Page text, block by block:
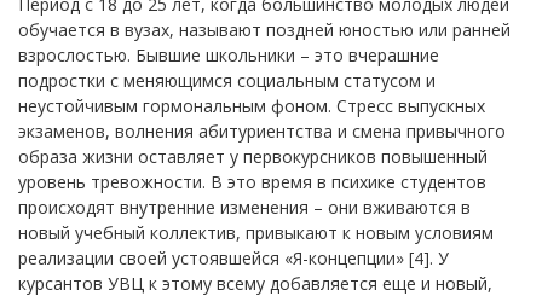
обучается в вузах, называют поздней юностью или ранней
взрослостью. Бывшие школьники – это вчерашние
подростки с меняющимся социальным статусом и
неустойчивым гормональным фоном. Стресс выпускных
экзаменов, волнения абитуриентства и смена привычного
образа жизни оставляет у первокурсников повышенный
уровень тревожности. В это время в психике студентов
происходят внутренние изменения – они вживаются в
новый учебный коллектив, привыкают к новым условиям
реализации своей устоявшейся «Я-концепции» [4]. У
курсантов УВЦ к этому всему добавляется еще и новый,